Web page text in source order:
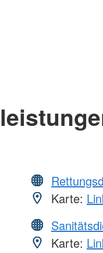
Karte:
Karte: